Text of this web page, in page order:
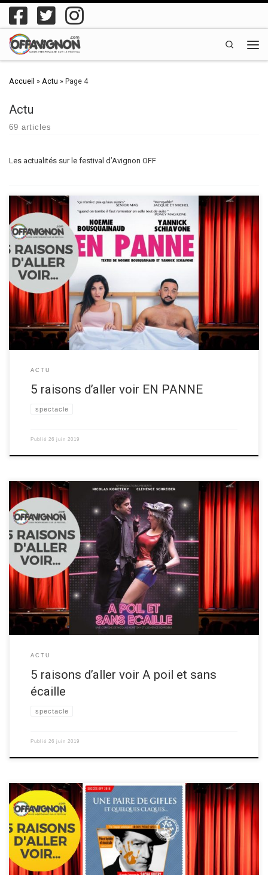
Passer au contenu
Search
Accueil » Actu » Page 4
Actu
69 articles
Les actualités sur le festival d’Avignon OFF
La compagnie Carmella vous donne ses 5 raisons d’aller voir le
spectacle de théâtre comique “En panne“ au festival OFF d’Avignon
2019! Découvrez les raisons d’aller voir ce spectacle ci-dessous ▼ Les 5
raisons de voir “En panne” Raison 1 Les acteurs sont canons et vous
pourrez les voir en […]
ACTU
5 raisons d’aller voir EN PANNE
spectacle
Publié 26 juin 2019
Clémence Schreiber, metteuse en scène de “A poil et sans écaille” (avec
Nicolas Koretzky), vous donne ses 5 raisons d’aller voir ce spectacle de
théâtre comédie romantico-sexy au festival OFF d’Avignon 2019! Le
pitch: Quand une catcheuse semi-pro mais pro du cul rencontre un
écrivain en devenir, père de famille […]
ACTU
5 raisons d’aller voir A poil et sans
écaille
spectacle
Publié 26 juin 2019
La Compagnie de la Pépinière vous donne ses 5 raisons d’aller voir le
spectacle de théâtre “Une paire de gifles et quelques claques“ au
festival OFF d’Avignon 2019! Découvrez les raisons ci-dessous ▼ Les 5
raisons de voir Une paire de gifles et quelques claques Raison 1 Parce